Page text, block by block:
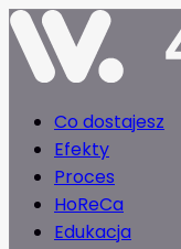
Co dostajesz
Efekty
Proces
HoReCa
Edukacja